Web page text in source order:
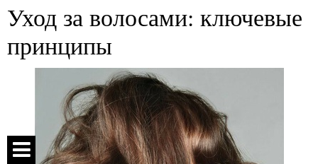
Уход за волосами: ключевые
принципы